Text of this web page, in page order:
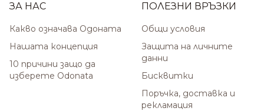
ЗА НАС
Какво означава Одоната
Нашата концепция
10 причини защо да
изберете Odonata
ПОЛЕЗНИ ВРЪЗКИ
Общи условия
Защита на личните
данни
Бисквитки
Поръчка, доставка и
рекламация